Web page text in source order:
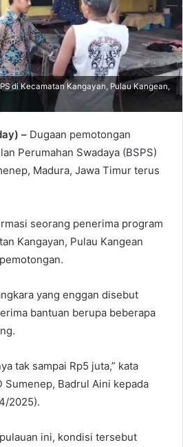
m
a
i
l
di Kecamatan Kangayan, Pulau Kangean,
– Dugaan pemotongan
Perumahan Swadaya (BSPS)
Madura, Jawa Timur terus
seorang penerima program
Kangayan, Pulau Kangean
yang enggan disebut
bantuan berupa beberapa
tak sampai Rp5 juta,” kata
Sumenep, Badrul Aini kepada
2025).
ini, kondisi tersebut